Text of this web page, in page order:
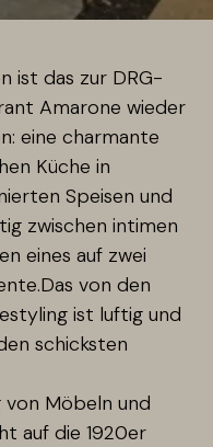
ist das zur DRG-
Amarone wieder
eine charmante
Küche in
Speisen und
zwischen intimen
eines auf zwei
von den
ist luftig und
schicksten
Möbeln und
auf die 1920er